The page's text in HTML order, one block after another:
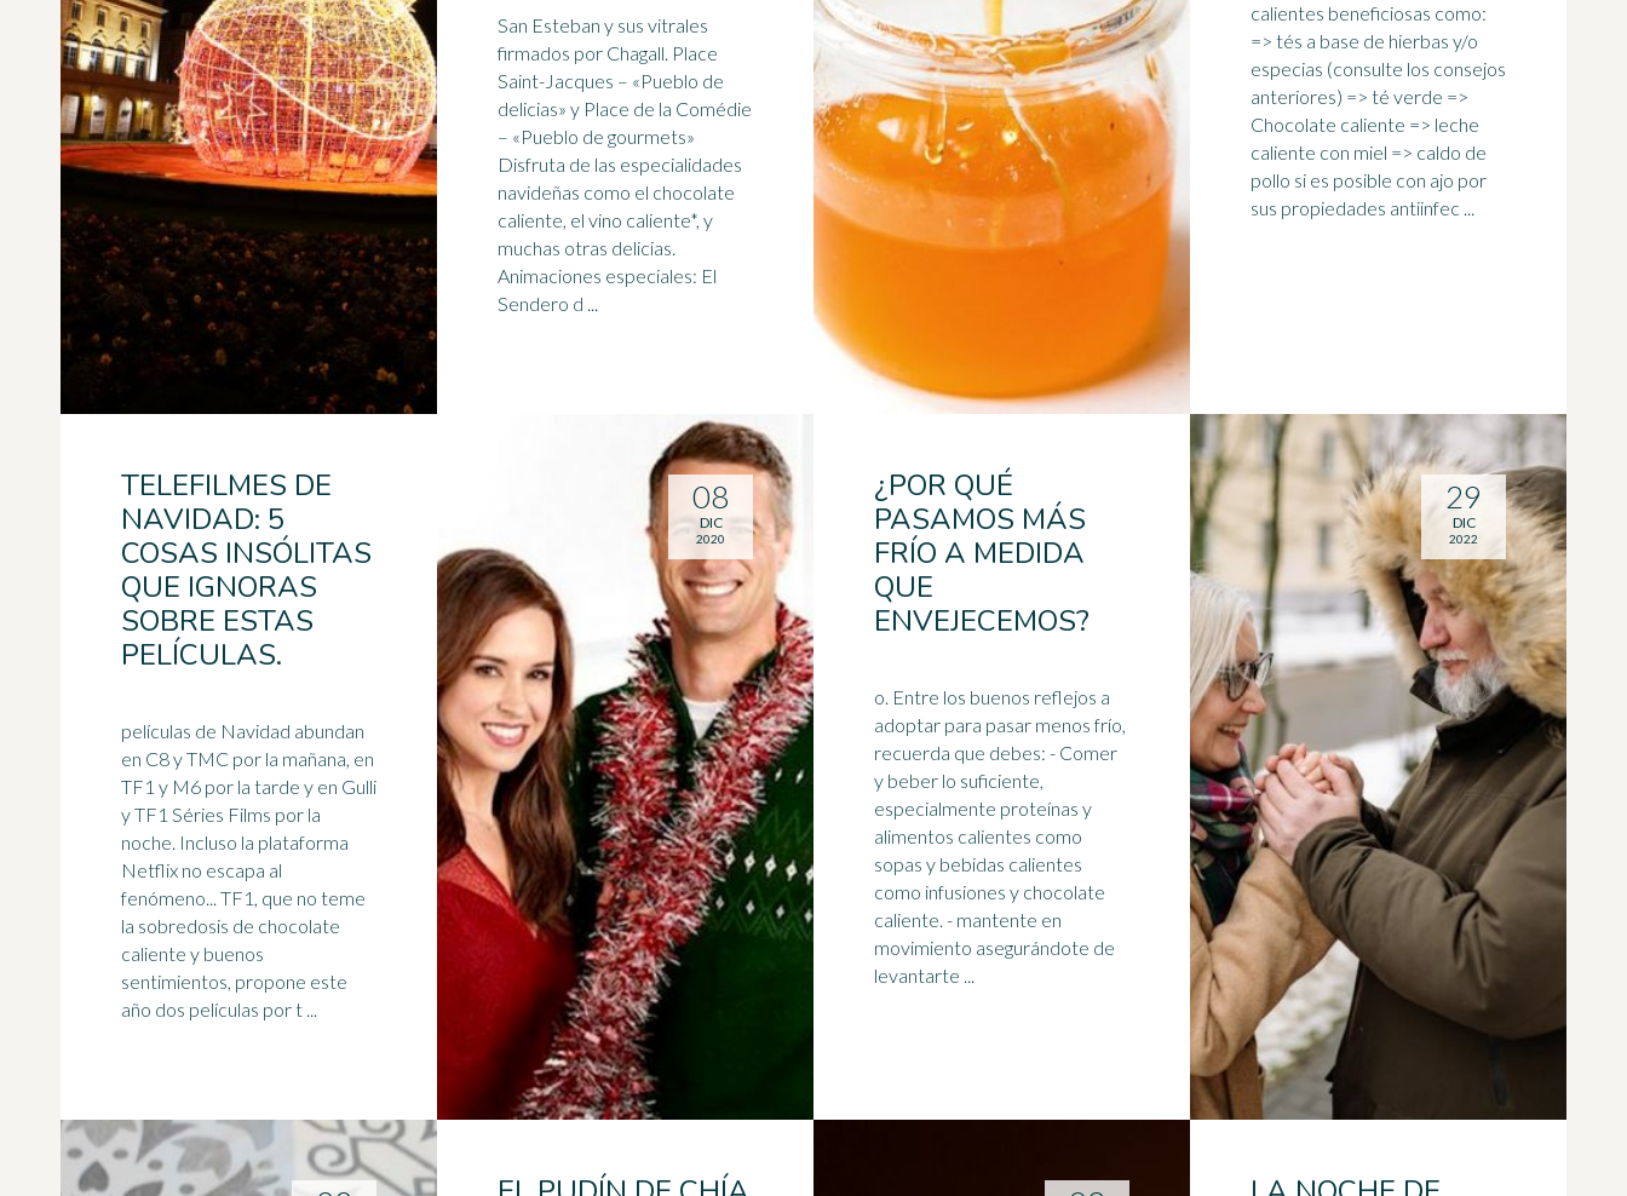
San Esteban y sus vitrales
firmados por Chagall. Place
Saint-Jacques – «Pueblo de
delicias» y Place de la Comédie
– «Pueblo de gourmets»
Disfruta de las especialidades
navideñas como el chocolate
caliente, el vino caliente*, y
muchas otras delicias.
Animaciones especiales: El
Sendero d ...
calientes beneficiosas como:
=> tés a base de hierbas y/o
especias (consulte los consejos
anteriores) => té verde =>
Chocolate caliente => leche
caliente con miel => caldo de
pollo si es posible con ajo por
sus propiedades antiinfec ...
TELEFILMES DE
NAVIDAD: 5
COSAS INSÓLITAS
QUE IGNORAS
SOBRE ESTAS
PELÍCULAS.
películas de Navidad abundan
en C8 y TMC por la mañana, en
TF1 y M6 por la tarde y en Gulli
y TF1 Séries Films por la
noche. Incluso la plataforma
Netflix no escapa al
fenómeno... TF1, que no teme
la sobredosis de chocolate
caliente y buenos
sentimientos, propone este
año dos películas por t ...
08
DIC
2020
¿POR QUÉ
PASAMOS MÁS
FRÍO A MEDIDA
QUE
ENVEJECEMOS?
o. Entre los buenos reflejos a
adoptar para pasar menos frío,
recuerda que debes: - Comer
y beber lo suficiente,
especialmente proteínas y
alimentos calientes como
sopas y bebidas calientes
como infusiones y chocolate
caliente. - mantente en
movimiento asegurándote de
levantarte ...
29
DIC
2022